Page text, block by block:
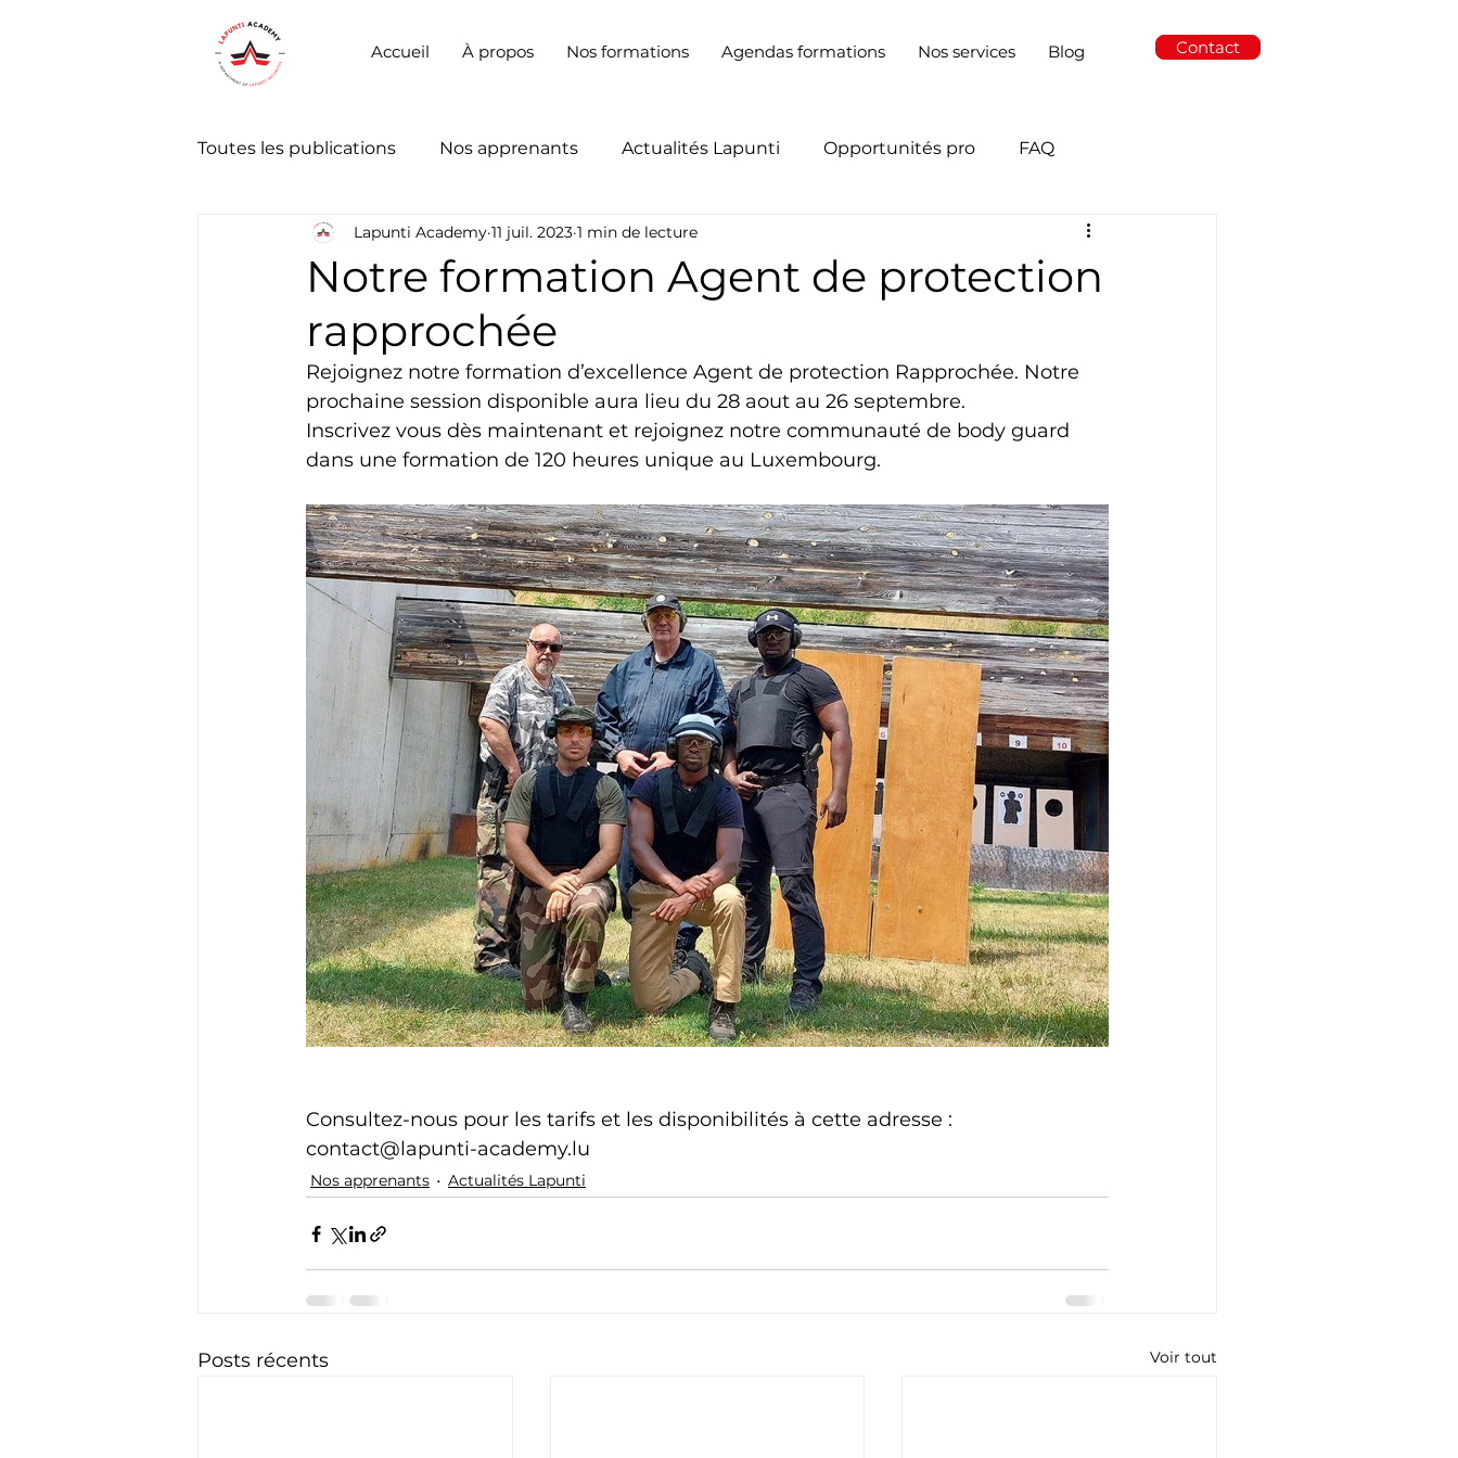
Accueil À propos Nos formations Agendas formations Nos services Blog Contact
Toutes les publications Nos apprenants Actualités Lapunti Opportunités pro FAQ
Notre formation Agent de protection
rapprochée
Lapunti Academy 11 juil. 2023 1 min de lecture
Rejoignez notre formation d’excellence Agent de protection Rapprochée. Notre
prochaine session disponible aura lieu du 28 aout au 26 septembre.
Inscrivez vous dès maintenant et rejoignez notre communauté de body guard
dans une formation de 120 heures unique au Luxembourg.
Consultez-nous pour les tarifs et les disponibilités à cette adresse :
contact@lapunti-academy.lu
Nos apprenants Actualités Lapunti
Posts récents Voir tout